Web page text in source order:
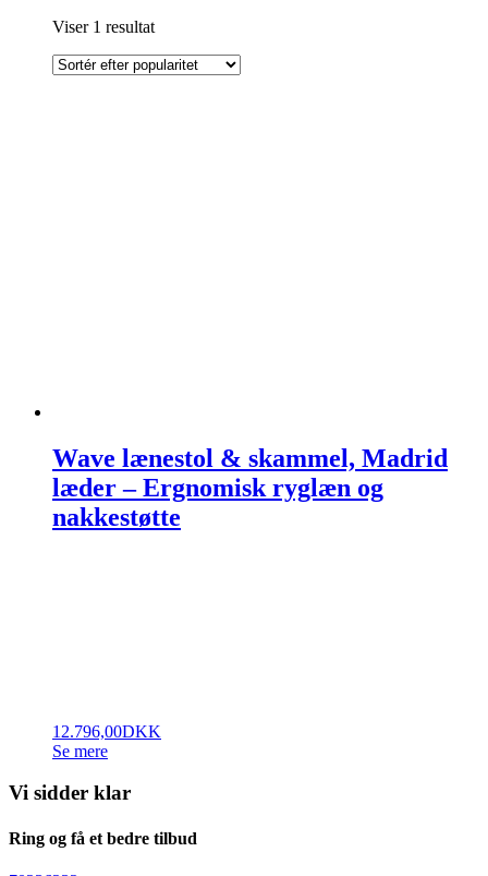
Viser 1 resultat
Wave lænestol & skammel, Madrid
læder – Ergnomisk ryglæn og
nakkestøtte
12.796,00DKK
Se mere
Vi sidder klar
Ring og få et bedre tilbud